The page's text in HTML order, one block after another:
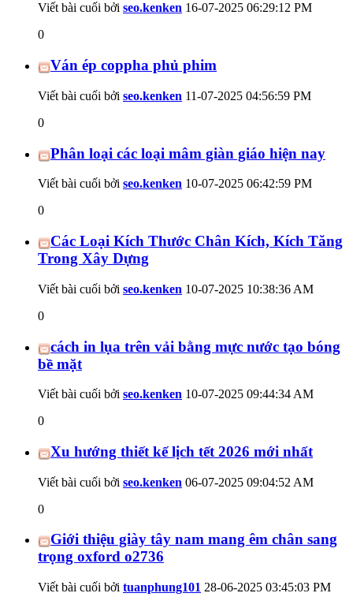
Viết bài cuối bởi seo.kenken 16-07-2025 06:29:12 PM
0
Ván ép coppha phủ phim
Viết bài cuối bởi seo.kenken 11-07-2025 04:56:59 PM
0
Phân loại các loại mâm giàn giáo hiện nay
Viết bài cuối bởi seo.kenken 10-07-2025 06:42:59 PM
0
Các Loại Kích Thước Chân Kích, Kích Tăng
Trong Xây Dựng
Viết bài cuối bởi seo.kenken 10-07-2025 10:38:36 AM
0
cách in lụa trên vải bằng mực nước tạo bóng
bề mặt
Viết bài cuối bởi seo.kenken 10-07-2025 09:44:34 AM
0
Xu hướng thiết kế lịch tết 2026 mới nhất
Viết bài cuối bởi seo.kenken 06-07-2025 09:04:52 AM
0
Giới thiệu giày tây nam mang êm chân sang
trọng oxford o2736
Viết bài cuối bởi tuanphung101 28-06-2025 03:45:03 PM